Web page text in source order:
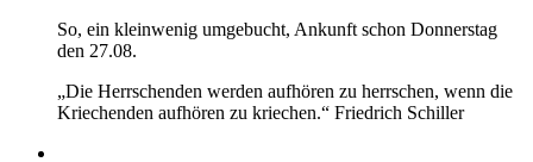
So, ein kleinwenig umgebucht, Ankunft schon Donnerstag
den 27.08.
„Die Herrschenden werden aufhören zu herrschen, wenn die
Kriechenden aufhören zu kriechen.“ Friedrich Schiller